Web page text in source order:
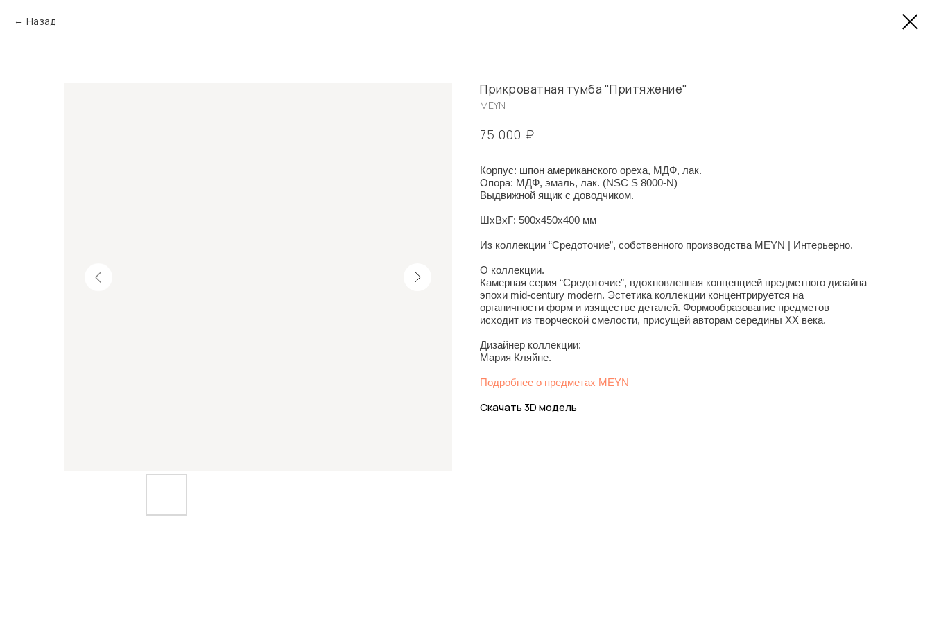
Назад
Прикроватная тумба "Притяжение"
MEYN
75 000 ₽
Корпус: шпон американского ореха, МДФ, лак.
Опора: МДФ, эмаль, лак. (NSC S 8000-N)
Выдвижной ящик с доводчиком.
ШxВxГ: 500x450x400 мм
Из коллекции “Средоточие”, собственного производства MEYN | Интерьерно.
О коллекции.
Камерная серия “Средоточие”, вдохновленная концепцией предметного дизайна
эпохи mid-century modern. Эстетика коллекции концентрируется на
органичности форм и изяществе деталей. Формообразование предметов
исходит из творческой смелости, присущей авторам середины ХХ века.
Дизайнер коллекции:
Мария Кляйне.
Подробнее о предметах MEYN
Скачать 3D модель